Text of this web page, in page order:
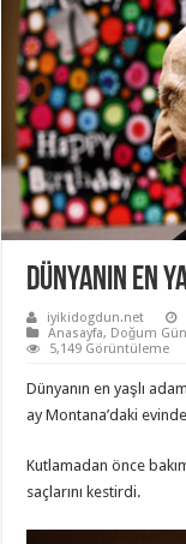
Dünyanın En
iyikidogdun.net
Anasayfa, Doğum
5,149 Görüntüleme
Dünyanın en yaşlı
ay Montana’daki
Kutlamadan önce
saçlarını kestirdi.